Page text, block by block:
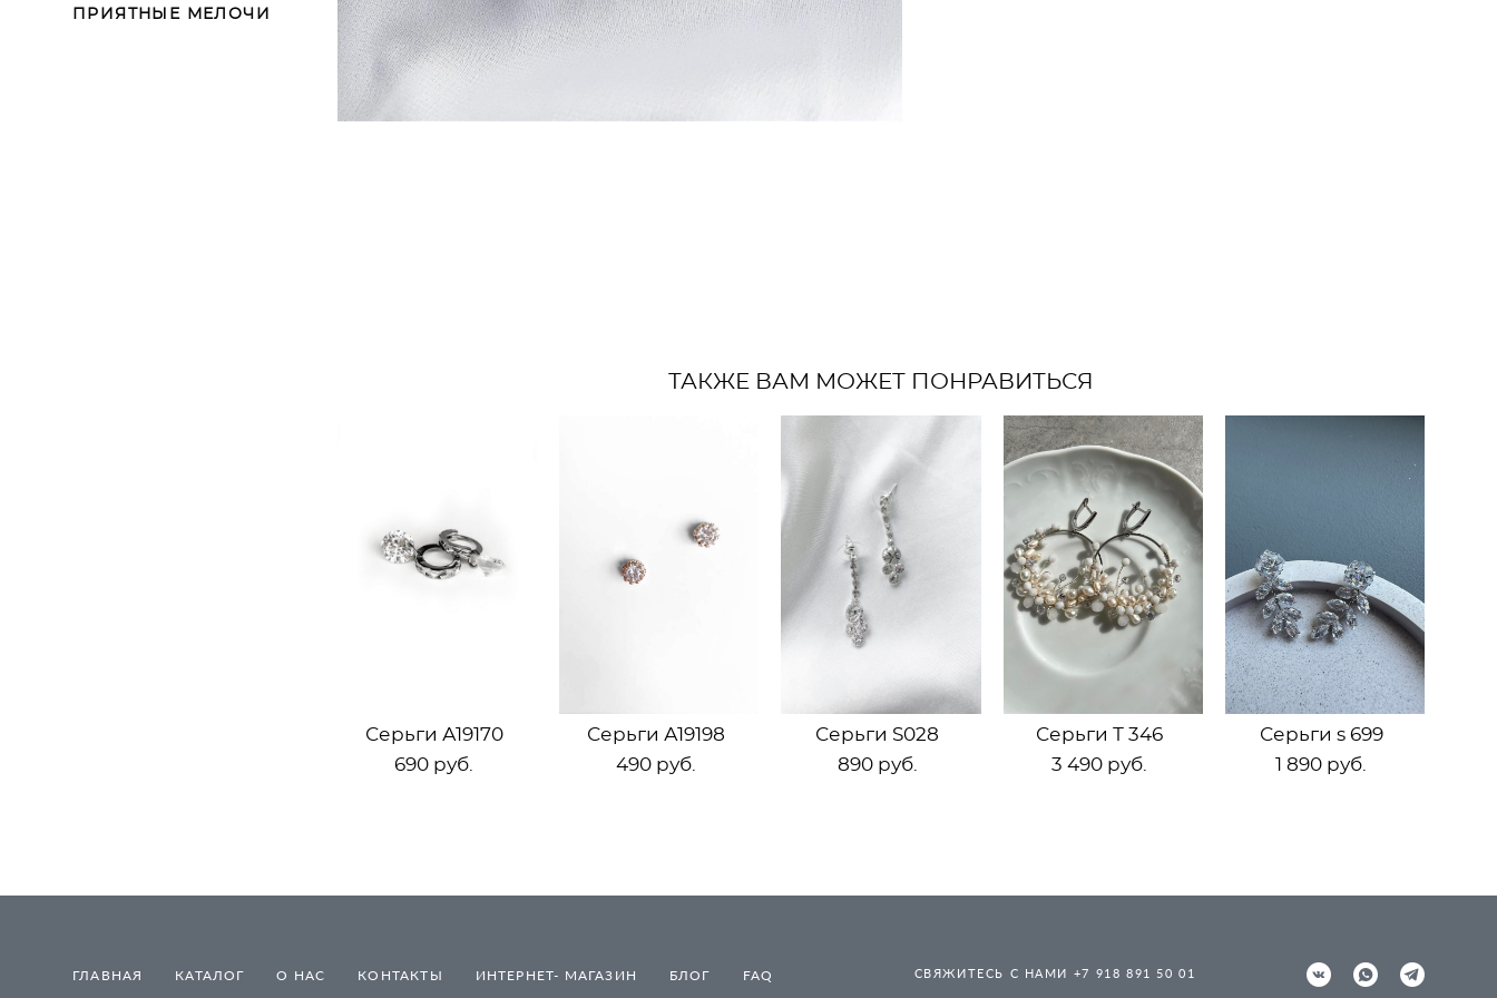
ПРИЯТНЫЕ МЕЛОЧИ
ТАКЖЕ ВАМ МОЖЕТ ПОНРАВИТЬСЯ
Серьги А19170
690 pуб.
Серьги А19198
490 pуб.
Серьги S028
890 pуб.
Серьги Т 346
3 490 pуб.
Серьги s 699
1 890 pуб.
ГЛАВНАЯ КАТАЛОГ О НАС КОНТАКТЫ ИНТЕРНЕТ- МАГАЗИН БЛОГ FAQ СВЯЖИТЕСЬ С НАМИ +7 918 891 50 01